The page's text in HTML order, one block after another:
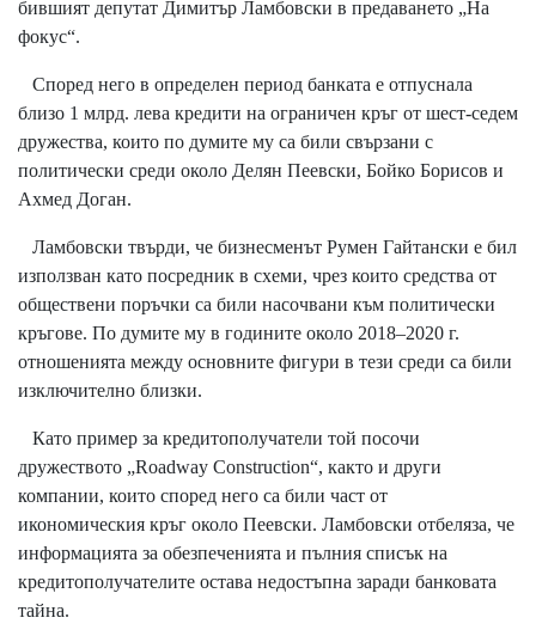
бившият депутат Димитър Ламбовски в предаването „На
фокус“.
Според него в определен период банката е отпуснала
близо 1 млрд. лева кредити на ограничен кръг от шест-седем
дружества, които по думите му са били свързани с
политически среди около Делян Пеевски, Бойко Борисов и
Ахмед Доган.
Ламбовски твърди, че бизнесменът Румен Гайтански е бил
използван като посредник в схеми, чрез които средства от
обществени поръчки са били насочвани към политически
кръгове. По думите му в годините около 2018–2020 г.
отношенията между основните фигури в тези среди са били
изключително близки.
Като пример за кредитополучатели той посочи
дружеството „Roadway Construction“, както и други
компании, които според него са били част от
икономическия кръг около Пеевски. Ламбовски отбеляза, че
информацията за обезпеченията и пълния списък на
кредитополучателите остава недостъпна заради банковата
тайна.